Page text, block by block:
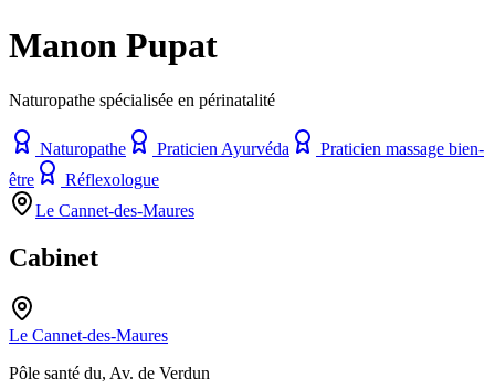
Manon Pupat
Naturopathe spécialisée en périnatalité
Naturopathe Praticien Ayurvéda
Praticien massage bien-
être
Réflexologue
Le Cannet-des-Maures
Cabinet
Le Cannet-des-Maures
Pôle santé du, Av. de Verdun